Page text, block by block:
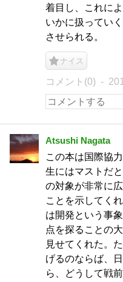
着目し、これに
いかに扱ってい
させられる。
ナイス
コメント(0)
Atsushi Nagata
この本は国際協
生にはマストだ
の対象が非常に
ことを示してく
は開発という事
点を探ることの
見せてくれた。
げるのならば、
ら、どうして戦